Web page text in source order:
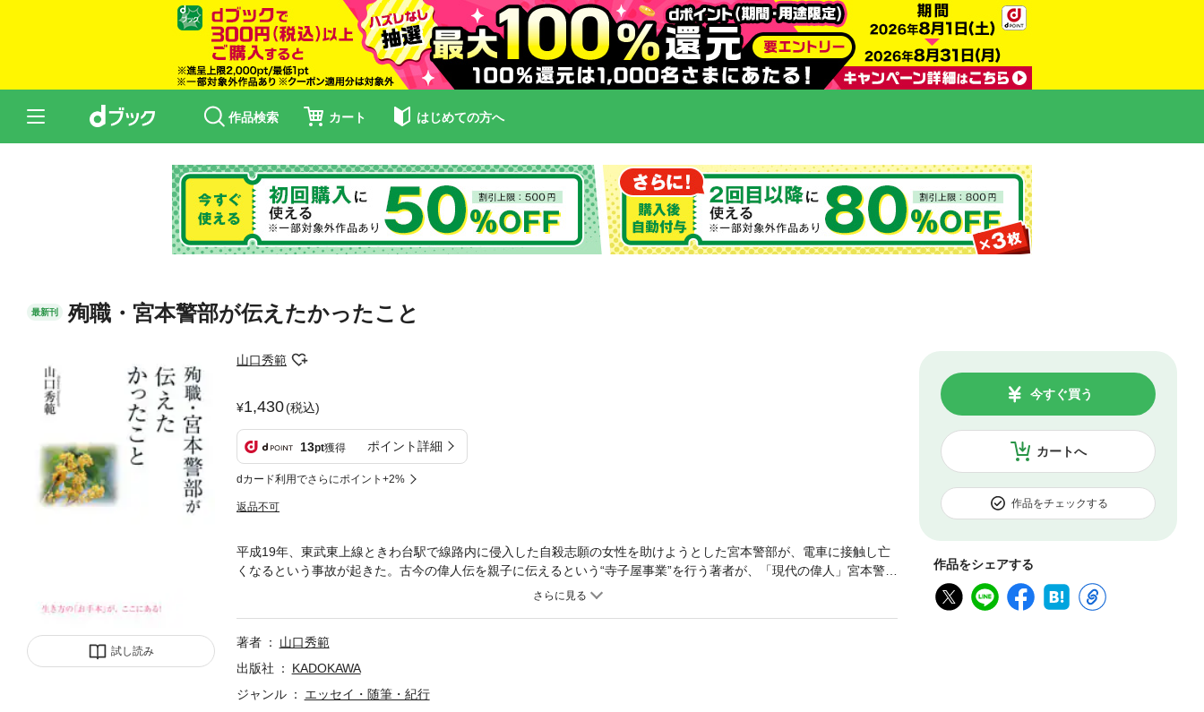
作品検索 カート はじめての方へ
最新刊 殉職・宮本警部が伝えたかったこと
試し読み
山口秀範
1,430(税込)
13pt獲得 ポイント詳細
dカード利用でさらにポイント+2%
返品不可
カートへ
今すぐ買う
作品をチェックする
作品をシェアする
平成19年、東武東上線ときわ台駅で線路内に侵入した自殺志願の女性を助けようとした宮本警部が、電車に接触し亡
くなるという事故が起きた。古今の偉人伝を親子に伝えるという“寺子屋事業”を行う著者が、「現代の偉人」宮本警部
著者
山口秀範
出版社
KADOKAWA
ジャンル
エッセイ・随筆・紀行